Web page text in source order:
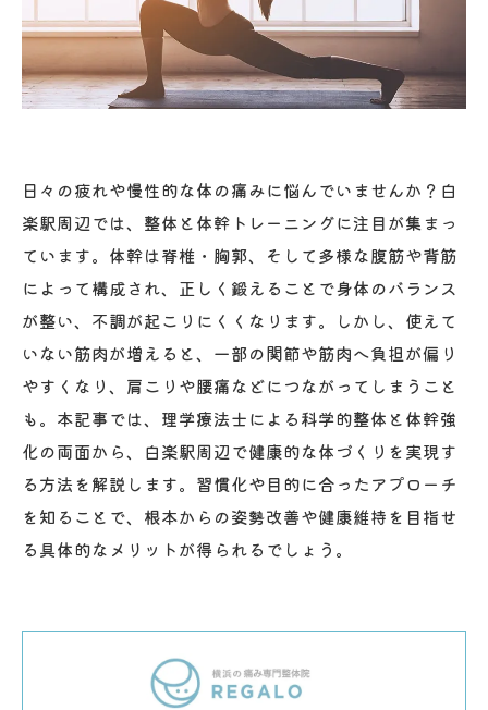
日々の疲れや慢性的な体の痛みに悩んでいませんか？白
楽駅周辺では、整体と体幹トレーニングに注目が集まっ
ています。体幹は脊椎・胸郭、そして多様な腹筋や背筋
によって構成され、正しく鍛えることで身体のバランス
が整い、不調が起こりにくくなります。しかし、使えて
いない筋肉が増えると、一部の関節や筋肉へ負担が偏り
やすくなり、肩こりや腰痛などにつながってしまうこと
も。本記事では、理学療法士による科学的整体と体幹強
化の両面から、白楽駅周辺で健康的な体づくりを実現す
る方法を解説します。習慣化や目的に合ったアプローチ
を知ることで、根本からの姿勢改善や健康維持を目指せ
る具体的なメリットが得られるでしょう。